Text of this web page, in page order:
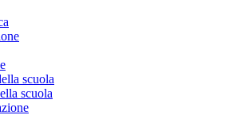
scuola
scuola